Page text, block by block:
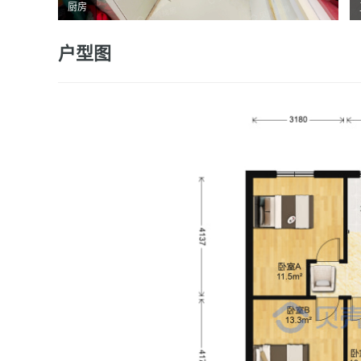
厨房
户型图